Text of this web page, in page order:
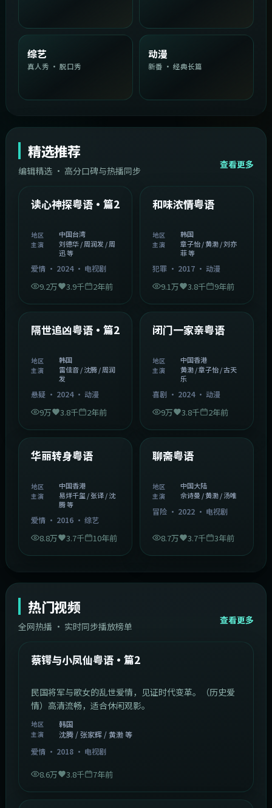
综艺
真人秀 · 脱口秀
动漫
新番 · 经典长篇
精选推荐
编辑精选 · 高分口碑与热播同步
查看更多
精选
中国台湾 1:54:36
读心神探粤语·篇2
地区 中国台湾
主演
刘德华 / 周润发 / 周
迅 等
爱情· 2024· 电视剧
9.2万 3.9千 2年前
精选
2:08:51
和味浓情粤语
地区 韩国
主演
章子怡 / 黄渤 / 刘亦
菲 等
犯罪· 2017· 动漫
9.1万 3.8千 9年前
精选
隔世追凶粤语·篇2
地区 韩国
主演
雷佳音 / 沈腾 / 周润
发
悬疑· 2024· 动漫
9万 3.8千 2年前
精选
闭门一家亲粤语
地区 中国香港
主演
黄渤 / 章子怡 / 古天
乐
喜剧· 2024· 动漫
9万 3.8千 2年前
精选
华丽转身粤语
地区 中国香港
主演
易烊千玺 / 张译 / 沈
腾 等
爱情· 2016· 综艺
8.8万 3.7千 10年前
精选
聊斋粤语
地区 中国大陆
主演 佘诗曼 / 黄渤 / 汤唯
冒险· 2022· 电视剧
8.7万 3.7千 3年前
热门视频
全网热播 · 实时同步播放榜单
查看更多
热门
韩国 44:14
蔡锷与小凤仙粤语·篇2
民国将军与歌女的乱世爱情，见证时代变革。（历史爱
情）高清流畅，适合休闲观影。
地区 韩国
主演
沈腾 / 张家辉 / 黄渤 等
爱情· 2018· 电视剧
8.6万 3.8千 7年前